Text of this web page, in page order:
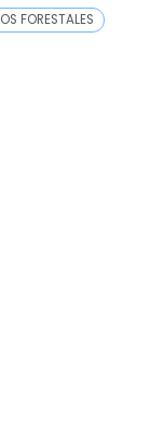
FORESTALES